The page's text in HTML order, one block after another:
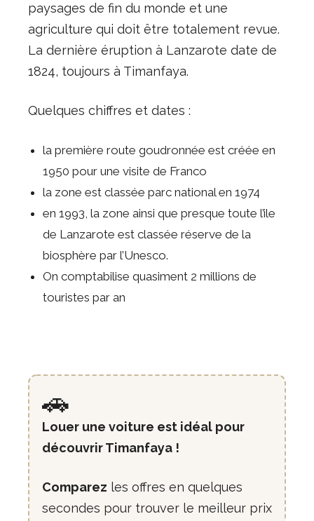
paysages de fin du monde et une
agriculture qui doit être totalement revue.
La dernière éruption à Lanzarote date de
1824, toujours à Timanfaya.
Quelques chiffres et dates :
la première route goudronnée est créée en
1950 pour une visite de Franco
la zone est classée parc national en 1974
en 1993, la zone ainsi que presque toute l’ile
de Lanzarote est classée réserve de la
biosphère par l’Unesco.
On comptabilise quasiment 2 millions de
touristes par an
🚗
Louer une voiture est idéal pour
découvrir Timanfaya !
Comparez les offres en quelques
secondes pour trouver le meilleur prix